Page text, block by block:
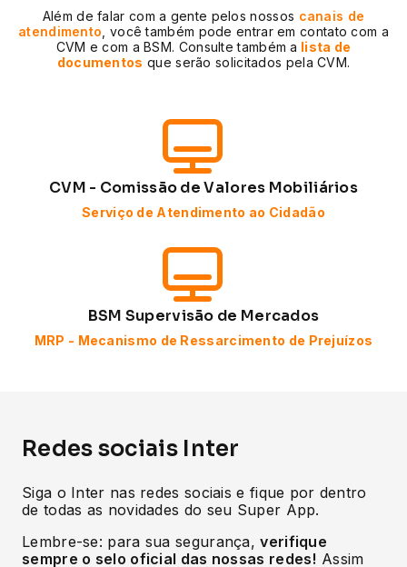
Além de falar com a gente pelos nossos canais de
atendimento , você também pode entrar em contato com a
CVM e com a BSM. Consulte também a lista de
documentos que serão solicitados pela CVM.
CVM - Comissão de Valores Mobiliários
Serviço de Atendimento ao Cidadão
BSM Supervisão de Mercados
MRP - Mecanismo de Ressarcimento de Prejuízos
Redes sociais Inter
Siga o Inter nas redes sociais e fique por dentro
de todas as novidades do seu Super App.
Lembre-se: para sua segurança,verifique
sempre o selo oficial das nossas redes! Assim